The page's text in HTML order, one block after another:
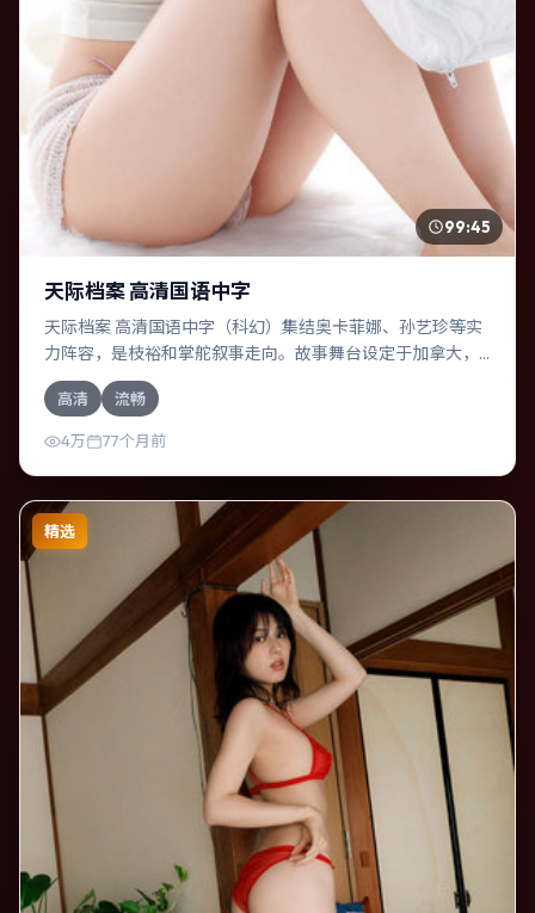
99:45
天际档案 高清国语中字
天际档案 高清国语中字（科幻）集结奥卡菲娜、孙艺珍等实
力阵容，是枝裕和掌舵叙事走向。故事舞台设定于加拿大，
围绕一次意外选择展开连锁反应；配乐与色彩高度服务于主
题，结尾留白耐人寻味。
高清 流畅
4万 77个月前
精选